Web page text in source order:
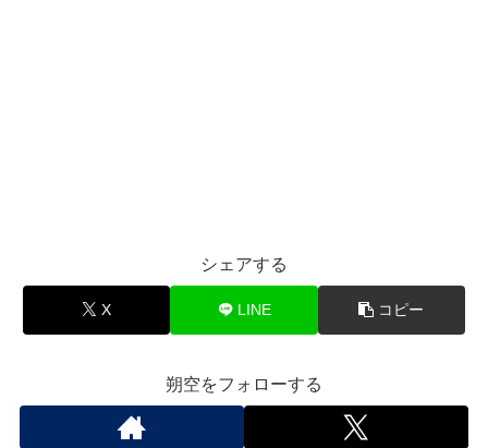
シェアする
X LINE コピー
朔空をフォローする